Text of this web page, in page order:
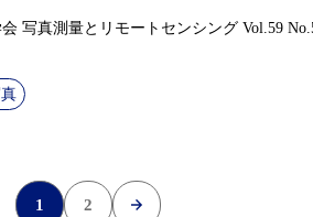
写真測量とリモートセンシング Vol.59
1 2
»